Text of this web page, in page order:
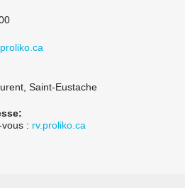
Saint-Eustache
: rv.proliko.ca